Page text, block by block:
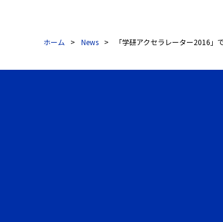
ホーム News 「学研アクセラレーター2016